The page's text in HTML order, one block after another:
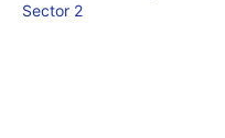
Sector 2